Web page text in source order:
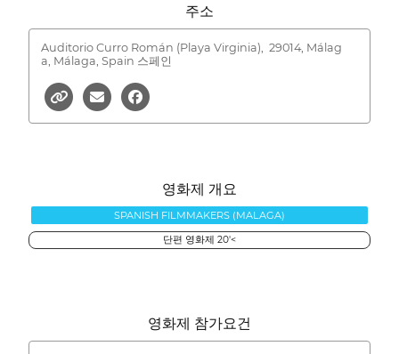
주소
Auditorio Curro Román (Playa Virginia),
29014, Málag
a, Málaga, Spain 스페인
영화제 개요
SPANISH FILMMAKERS (MALAGA)
단편 영화제 20'<
영화제 참가요건